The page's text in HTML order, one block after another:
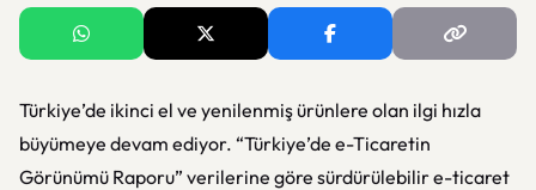
Türkiye’de ikinci el ve yenilenmiş ürünlere olan ilgi hızla
büyümeye devam ediyor. “Türkiye’de e-Ticaretin
Görünümü Raporu” verilerine göre sürdürülebilir e-ticaret